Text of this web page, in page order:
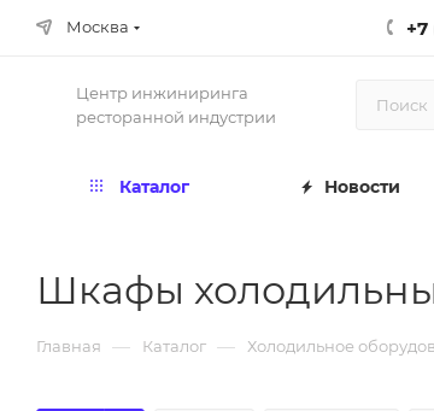
Москва +7
Центр инжиниринга
ресторанной индустрии
Каталог Новости
Шкафы
Главная — Каталог — Холодильное